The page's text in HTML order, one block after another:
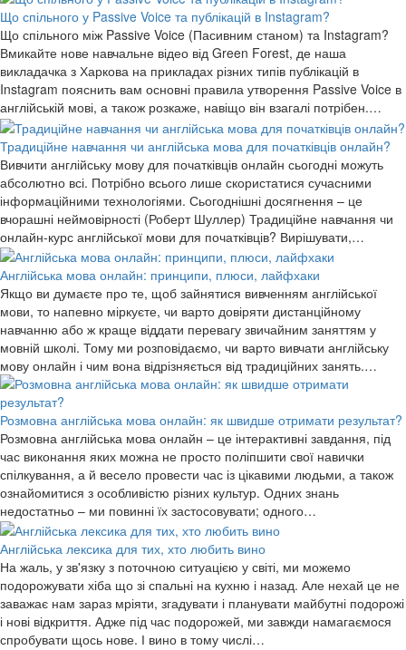
Що спільного у Passive Voice та публікацій в Instagram?
Що спільного між Passive Voice (Пасивним станом) та Instagram?
Вмикайте нове навчальне відео від Green Forest, де наша
викладачка з Харкова на прикладах різних типів публікацій в
Instagram пояснить вам основні правила утворення Passive Voice в
англійській мові, а також розкаже, навіщо він взагалі потрібен.…
Традиційне навчання чи англійська мова для початківців онлайн?
Вивчити англійську мову для початківців онлайн сьогодні можуть
абсолютно всі. Потрібно всього лише скористатися сучасними
інформаційними технологіями. Сьогоднішні досягнення – це
вчорашні неймовірності (Роберт Шуллер) Традиційне навчання чи
онлайн-курс англійської мови для початківців? Вирішувати,…
Англійська мова онлайн: принципи, плюси, лайфхаки
Якщо ви думаєте про те, щоб зайнятися вивченням англійської
мови, то напевно міркуєте, чи варто довіряти дистанційному
навчанню або ж краще віддати перевагу звичайним заняттям у
мовній школі. Тому ми розповідаємо, чи варто вивчати англійську
мову онлайн і чим вона відрізняється від традиційних занять.…
Розмовна англійська мова онлайн: як швидше отримати результат?
Розмовна англійська мова онлайн – це інтерактивні завдання, під
час виконання яких можна не просто поліпшити свої навички
спілкування, а й весело провести час із цікавими людьми, а також
ознайомитися з особливістю різних культур. Одних знань
недостатньо – ми повинні їх застосовувати; одного…
Англійська лексика для тих, хто любить вино
На жаль, у зв'язку з поточною ситуацією у світі, ми можемо
подорожувати хіба що зі спальні на кухню і назад. Але нехай це не
заважає нам зараз мріяти, згадувати і планувати майбутні подорожі
і нові відкриття. Адже під час подорожей, ми завжди намагаємося
спробувати щось нове. І вино в тому числі…